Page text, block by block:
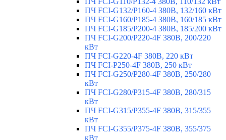
ПЧ FCI-G132/P160-4 380В, 132/160 кВт
ПЧ FCI-G160/P185-4 380В, 160/185 кВт
ПЧ FCI-G185/P200-4 380В, 185/200 кВт
ПЧ FCI-G200/P220-4F 380В, 200/220
кВт
ПЧ FCI-G220-4F 380В, 220 кВт
ПЧ FCI-P250-4F 380В, 250 кВт
ПЧ FCI-G250/P280-4F 380В, 250/280
кВт
ПЧ FCI-G280/P315-4F 380В, 280/315
кВт
ПЧ FCI-G315/P355-4F 380В, 315/355
кВт
ПЧ FCI-G355/P375-4F 380В, 355/375
кВт